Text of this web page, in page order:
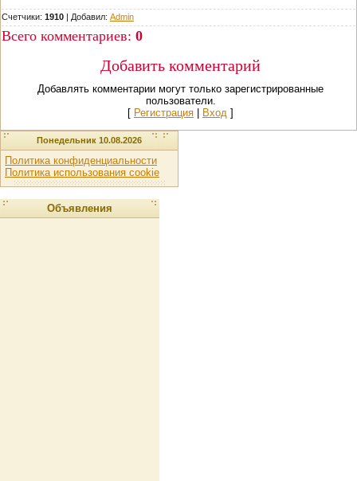
Счетчики: 1910 | Добавил: Admin
Всего комментариев: 0
Добавить комментарий
Добавлять комментарии могут только зарегистрированные
пользователи.
[ Регистрация Вход ]
Понедельник 10.08.2026
Политика конфиденциальности
Политика использования cookie
Объявления